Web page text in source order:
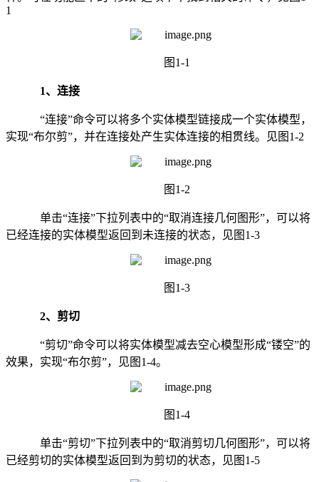
1
图1-1
1、连接
“连接”命令可以将多个实体模型链接成一个实体模型，
实现“布尔剪”，并在连接处产生实体连接的相贯线。见图1-2
图1-2
单击“连接”下拉列表中的“取消连接几何图形”，可以将
已经连接的实体模型返回到未连接的状态，见图1-3
图1-3
2、剪切
“剪切”命令可以将实体模型减去空心模型形成“镂空”的
效果，实现“布尔剪”，见图1-4。
图1-4
单击“剪切”下拉列表中的“取消剪切几何图形”，可以将
已经剪切的实体模型返回到为剪切的状态，见图1-5